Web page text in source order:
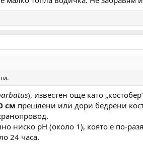
), известен още като
см прешлени или дори бедрени
ниско pH (около 1), която е по-
24 часа.